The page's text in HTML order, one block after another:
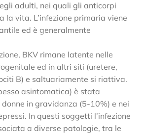
adulti, nei quali gli anticorpi
la vita. L’infezione primaria viene
ed è generalmente
BKV rimane latente nelle
ed in altri siti (uretere,
B) e saltuariamente si riattiva.
asintomatica) è stata
in gravidanza (5-10%) e nei
In questi soggetti l’infezione
a diverse patologie, tra le